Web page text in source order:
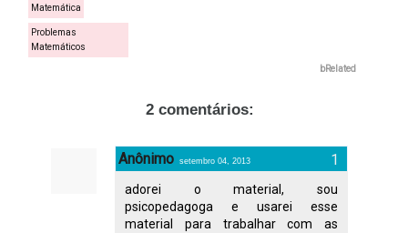
Matemática
Problemas
Matemáticos
bRelated
2 comentários:
Anônimo setembro 04, 2013
adorei o material, sou
psicopedagoga e usarei esse
material para trabalhar com as